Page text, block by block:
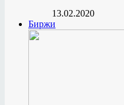
13.02.2020
Биржи